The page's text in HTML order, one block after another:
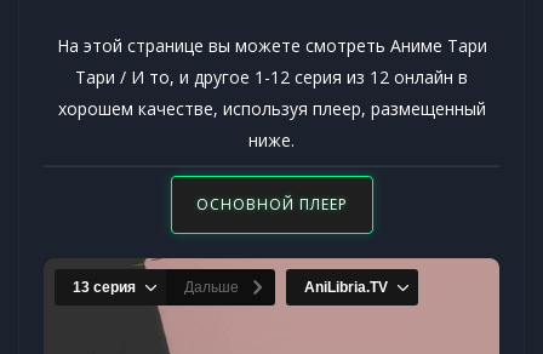
На этой странице вы можете смотреть Аниме Тари
Тари / И то, и другое 1-12 серия из 12 онлайн в
хорошем качестве, используя плеер, размещенный
ниже.
ОСНОВНОЙ ПЛЕЕР